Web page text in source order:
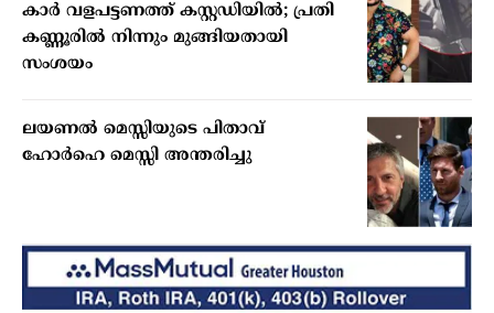
കാർ വളപട്ടണത്ത് കസ്റ്റഡിയിൽ; പ്രതി
കണ്ണൂരിൽ നിന്നും മുങ്ങിയതായി
സംശയം
ലയണൽ മെസ്സിയുടെ പിതാവ്
ഹോർഹെ മെസ്സി അന്തരിച്ചു